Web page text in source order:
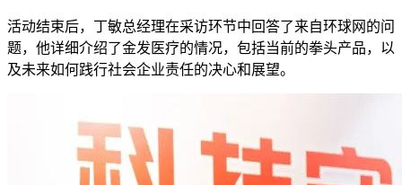
活动结束后，丁敏总经理在采访环节中回答了来自环球网的问
题，他详细介绍了金发医疗的情况，包括当前的拳头产品，以
及未来如何践行社会企业责任的决心和展望。